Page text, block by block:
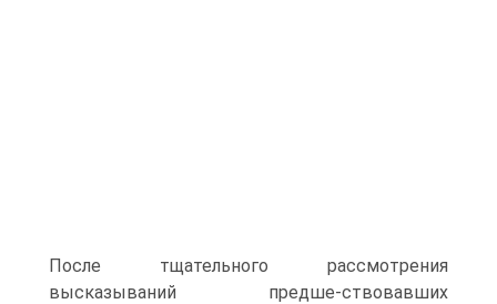
После тщательного рассмотрения
высказываний предше-ствовавших